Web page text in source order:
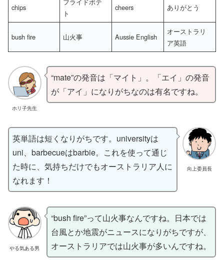
chips
ト
cheers ありがとう
bush fire 山火事 Aussie English
オーストラリ
ア英語
ホリ子先生
“mate”の発音は「マイト」。「エイ」の発音
が「アイ」になりがちなのは有名ですね。
向上委員長
英単語は短くなりがちです。universityは
uni、barbecueはbarbie。これを使って通じ
た時に、気持ちだけでもオーストラリア人に
なれます！
やる気ある男
“bush fire”って山火事なんですね。日本では
台風とか地震がニュースになりがちですが、
オーストラリアでは山火事が多いんですね。